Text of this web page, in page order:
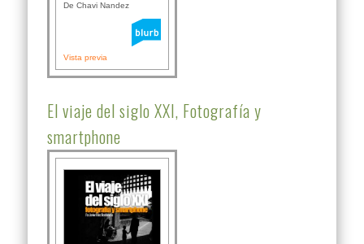
De Chavi Nandez
Vista previa
El viaje del siglo XXI, Fotografía y
smartphone